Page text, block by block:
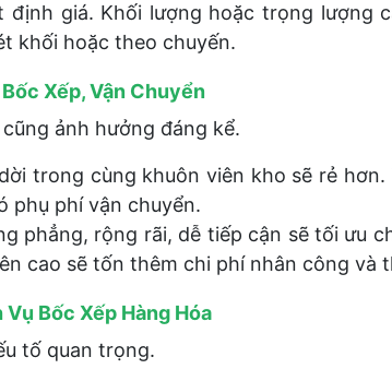
giá. Khối lượng hoặc trọng lượng
khối hoặc theo chuyến.
Xếp, Vận Chuyển
ảnh hưởng đáng kể.
trong cùng khuôn viên kho sẽ rẻ
phụ phí vận chuyển.
phẳng, rộng rãi, dễ tiếp cận sẽ tối ưu
cao sẽ tốn thêm chi phí nhân công và
Bốc Xếp Hàng Hóa
tố quan trọng.